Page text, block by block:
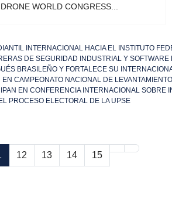
WORLD CONGRESS...
INTERNACIONAL HACIA EL INSTITUTO
DE SEGURIDAD INDUSTRIAL Y SOFTWARE
BRASILEÑO Y FORTALECE SU
CAMPEONATO NACIONAL DE
EN CONFERENCIA INTERNACIONAL SOBRE
PROCESO ELECTORAL DE LA UPSE
12 13 14 15